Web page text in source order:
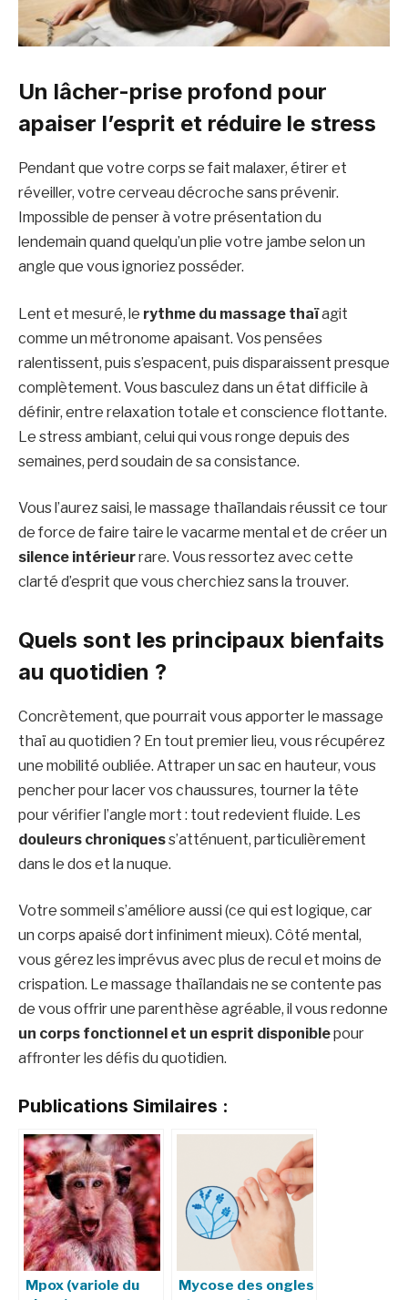
Un lâcher-prise profond pour
apaiser l’esprit et réduire le stress
Pendant que votre corps se fait malaxer, étirer et
réveiller, votre cerveau décroche sans prévenir.
Impossible de penser à votre présentation du
lendemain quand quelqu’un plie votre jambe selon un
angle que vous ignoriez posséder.
Lent et mesuré, le rythme du massage thaïagit
comme un métronome apaisant. Vos pensées
ralentissent, puis s’espacent, puis disparaissent presque
complètement. Vous basculez dans un état difficile à
définir, entre relaxation totale et conscience flottante.
Le stress ambiant, celui qui vous ronge depuis des
semaines, perd soudain de sa consistance.
Vous l’aurez saisi, le massage thaïlandais réussit ce tour
de force de faire taire le vacarme mental et de créer un
silence intérieurrare. Vous ressortez avec cette
clarté d’esprit que vous cherchiez sans la trouver.
Quels sont les principaux bienfaits
au quotidien ?
Concrètement, que pourrait vous apporter le massage
thaï au quotidien ? En tout premier lieu, vous récupérez
une mobilité oubliée. Attraper un sac en hauteur, vous
pencher pour lacer vos chaussures, tourner la tête
pour vérifier l’angle mort : tout redevient fluide. Les
douleurs chroniquess’atténuent, particulièrement
dans le dos et la nuque.
Votre sommeil s’améliore aussi (ce qui est logique, car
un corps apaisé dort infiniment mieux). Côté mental,
vous gérez les imprévus avec plus de recul et moins de
crispation. Le massage thaïlandais ne se contente pas
de vous offrir une parenthèse agréable, il vous redonne
un corps fonctionnel et un esprit disponiblepour
affronter les défis du quotidien.
Publications Similaires :
Mpox (variole du
Mycose des ongles